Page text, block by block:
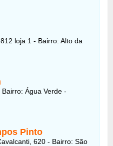
loja 1 - Bairro: Alto da
Água Verde -
Pinto
620 - Bairro: São